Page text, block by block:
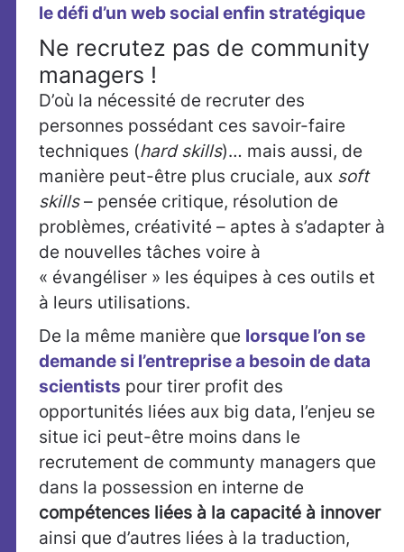
le défi d’un web social enfin stratégique
Ne recrutez pas de community
managers !
D’où la nécessité de recruter des
personnes possédant ces savoir-faire
techniques (hard skills)… mais aussi, de
manière peut-être plus cruciale, aux soft
skills– pensée critique, résolution de
problèmes, créativité – aptes à s’adapter à
de nouvelles tâches voire à
« évangéliser » les équipes à ces outils et
à leurs utilisations.
De la même manière que lorsque l’on se
demande si l’entreprise a besoin de data
scientists pour tirer profit des
opportunités liées aux big data, l’enjeu se
situe ici peut-être moins dans le
recrutement de communty managers que
dans la possession en interne de
compétences liées à la capacité à innover
ainsi que d’autres liées à la traduction,